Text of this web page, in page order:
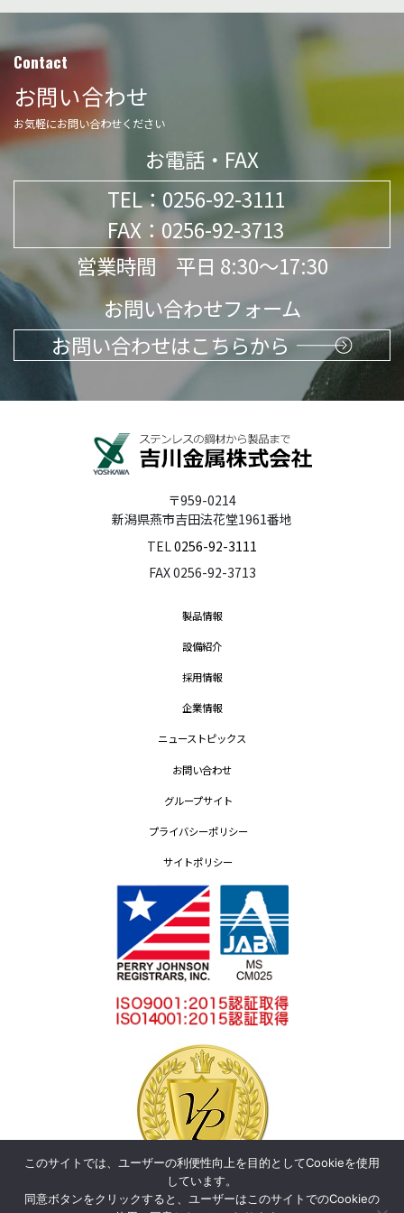
Contact
お問い合わせ
お気軽にお問い合わせください
お電話・FAX
TEL：0256-92-3111
FAX：0256-92-3713
営業時間 平日 8:30～17:30
お問い合わせフォーム
お問い合わせはこちらから
〒959-0214
新潟県燕市吉田法花堂1961番地
TEL 0256-92-3111
FAX 0256-92-3713
製品情報
設備紹介
採用情報
企業情報
ニューストピックス
お問い合わせ
グループサイト
プライバシーポリシー
サイトポリシー
このサイトでは、ユーザーの利便性向上を目的としてCookieを使用
しています。
同意ボタンをクリックすると、ユーザーはこのサイトでのCookieの